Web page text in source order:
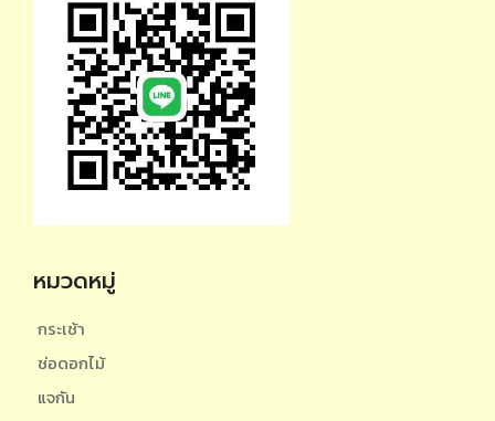
หมวดหมู่
กระเช้า
ช่อดอกไม้
แจกัน